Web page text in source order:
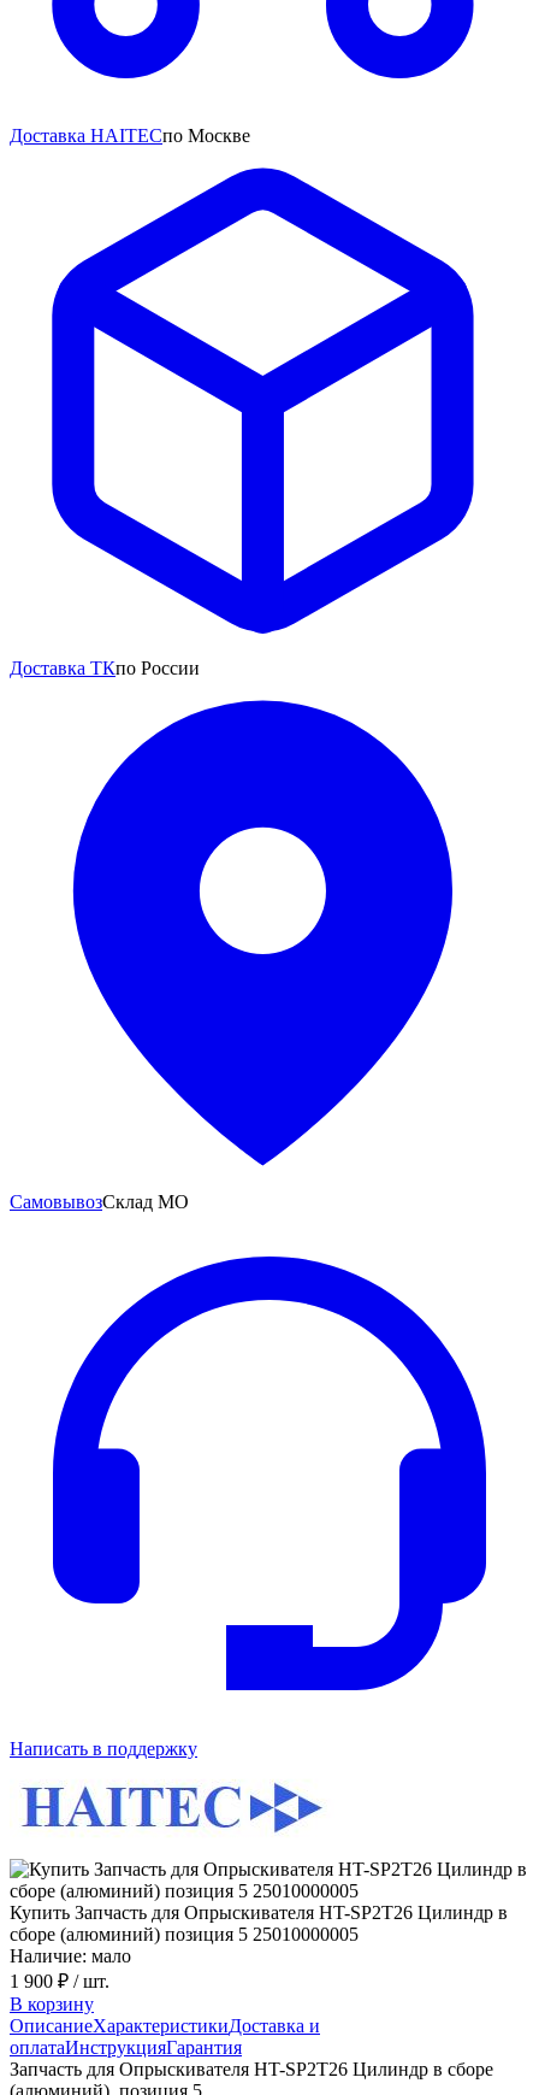
Доставка HAITECпо Москве
Доставка ТКпо России
СамовывозСклад МО
Написать в поддержку
Купить Запчасть для Опрыскивателя HT-SP2T26 Цилиндр в
сборе (алюминий) позиция 5 25010000005
Наличие: мало
1 900 ₽ / шт.
В корзину
ОписаниеХарактеристикиДоставка и
оплатаИнструкцияГарантия
Запчасть для Опрыскивателя HT-SP2T26 Цилиндр в сборе
(алюминий) позиция 5